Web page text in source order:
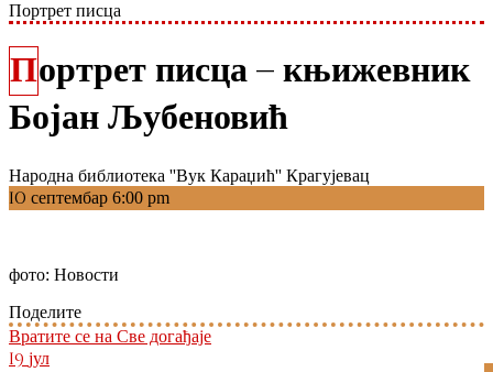
Портрет писца
Портрет писца – књижевник
Бојан Љубеновић
Народна библиотека ''Вук Караџић'' Крагујевац
10 септембар 6:00 pm
фото: Новости
Поделите
Вратите се на Све догађаје
19 јул